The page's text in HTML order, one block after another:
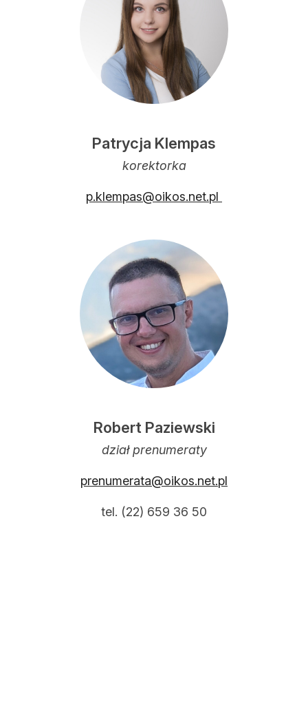
Patrycja Klempas
korektorka
p.klempas@oikos.net.pl
Robert Paziewski
dział prenumeraty
prenumerata@oikos.net.pl
tel. (22) 659 36 50